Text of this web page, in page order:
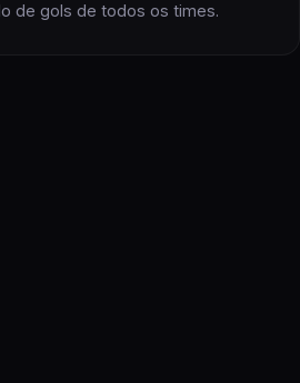
de gols de todos os times.